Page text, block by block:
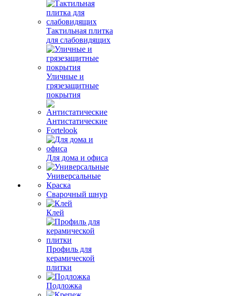
Тактильная плитка
для слабовидящих
Уличные и
грязезащитные
покрытия
Антистатические
Fortelook
Для дома и офиса
Универсальные
Краска
Сварочный шнур
Клей
Профиль для
керамической
плитки
Подложка